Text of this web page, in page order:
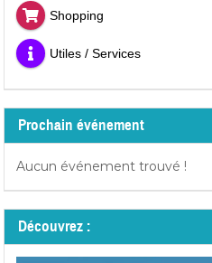
Shopping
Utiles / Services
Prochain événement
Aucun événement trouvé !
Découvrez :